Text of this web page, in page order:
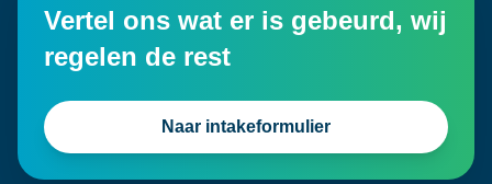
Vertel ons wat er is gebeurd, wij
regelen de rest
Naar intakeformulier